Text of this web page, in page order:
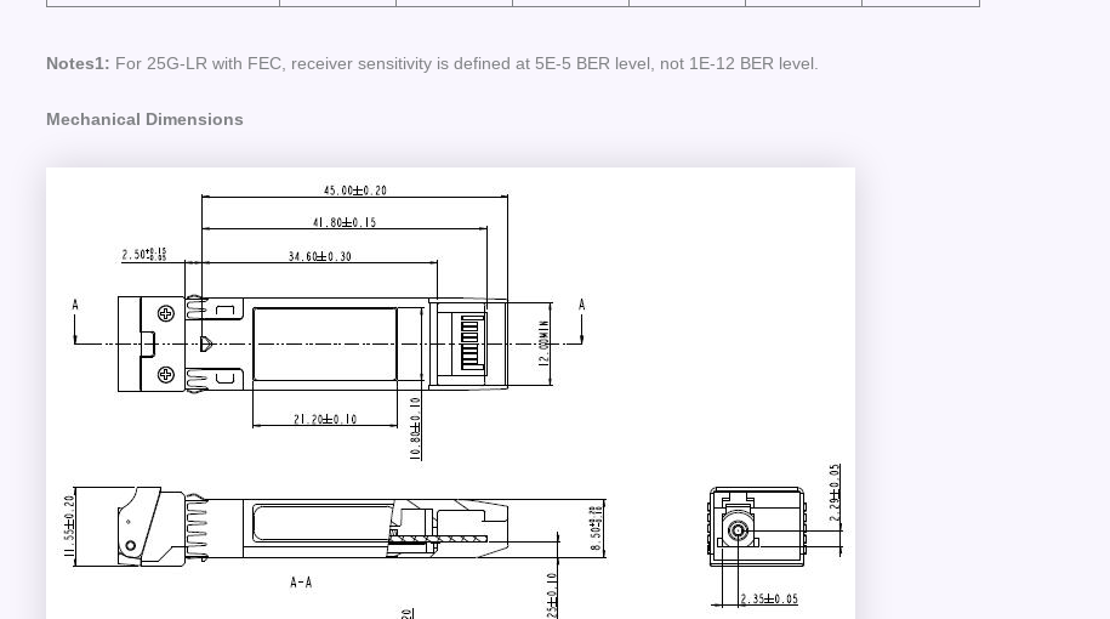
Notes1: For 25G-LR with FEC, receiver sensitivity is defined at 5E-5 BER level, not 1E-12 BER level.
Mechanical Dimensions